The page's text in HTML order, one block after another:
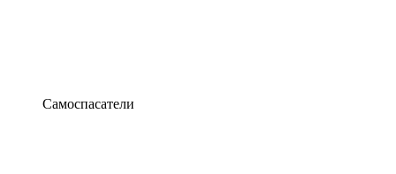
Самоспасатели